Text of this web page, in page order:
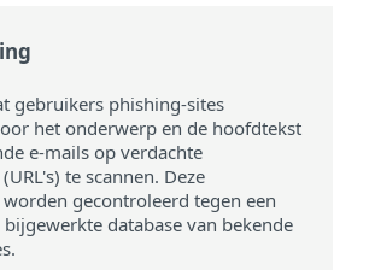
gebruikers phishing-sites
het onderwerp en de hoofdtekst
e-mails op verdachte
te scannen. Deze
gecontroleerd tegen een
database van bekende